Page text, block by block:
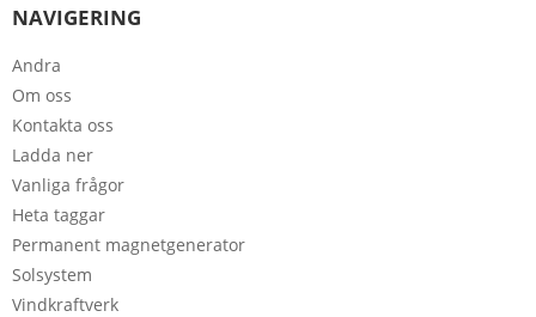
NAVIGERING
Andra
Om oss
Kontakta oss
Ladda ner
Vanliga frågor
Heta taggar
Permanent magnetgenerator
Solsystem
Vindkraftverk